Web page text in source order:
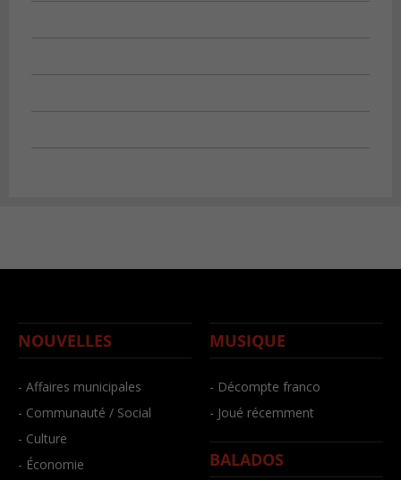
NOUVELLES
- Affaires municipales
- Communauté / Social
- Culture
- Économie
MUSIQUE
- Décompte franco
- Joué récemment
BALADOS